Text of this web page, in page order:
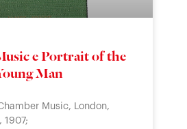
e Portrait of the
Man
Music, London,
1907;